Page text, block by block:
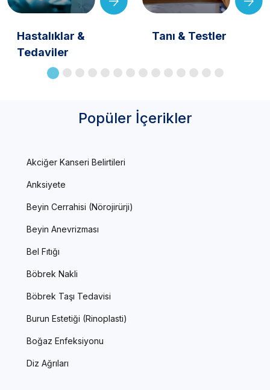
Hastalıklar &
Tedaviler
Tanı & Testler
Popüler İçerikler
Akciğer Kanseri Belirtileri
Anksiyete
Beyin Cerrahisi (Nörojirürji)
Beyin Anevrizması
Bel Fıtığı
Böbrek Nakli
Böbrek Taşı Tedavisi
Burun Estetiği (Rinoplasti)
Boğaz Enfeksiyonu
Diz Ağrıları